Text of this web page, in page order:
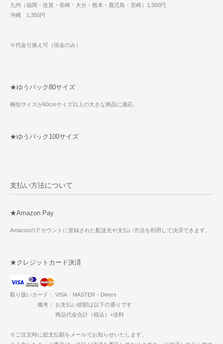
九州（福岡・佐賀・長崎・大分・熊本・鹿児島・宮崎）1,300円
沖縄 1,350円
※代金引換え可（現金のみ）
★ゆうパック80サイズ
梱包サイズが60cmサイズ以上の大きな商品に適応。
★ゆうパック100サイズ
支払い方法について
★Amazon Pay
Amazonのアカウントに登録された配送先や支払い方法を利用して決済できます。
★クレジットカード決済
取り扱いカード： VISA・MASTER・Diners
備考： お支払い総額は以下の通りです
商品代金合計（税込）+送料
※ご注文時に総支払額をメールでお知らせいたします。